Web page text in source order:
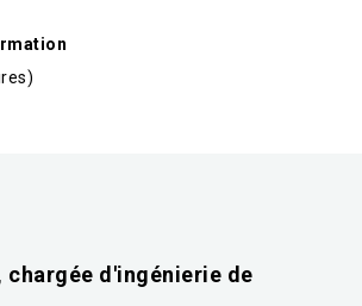
chargée d'ingénierie de